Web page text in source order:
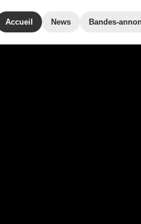
Accueil News Bandes-